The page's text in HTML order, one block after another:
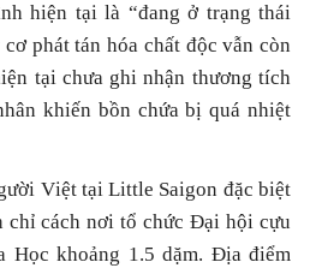
hiện tại là “đang ở trạng thái
phát tán hóa chất độc vẫn còn
tại chưa ghi nhận thương tích
khiến bồn chứa bị quá nhiệt
Việt tại Little Saigon đặc biệt
cách nơi tổ chức Đại hội cựu
Học khoảng 1.5 dặm. Địa điểm